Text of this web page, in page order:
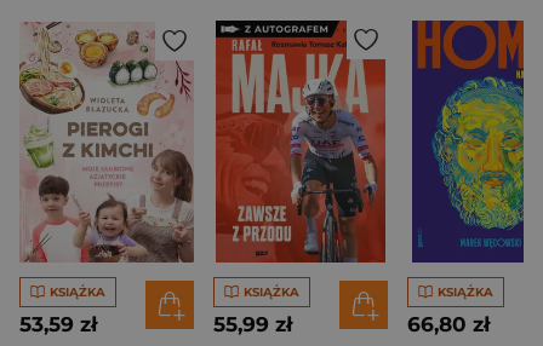
KSIĄŻKA
53,59 zł
KSIĄŻKA
55,99 zł
KSIĄŻKA
66,80 zł